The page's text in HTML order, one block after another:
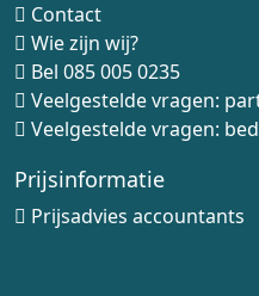
Contact
Wie zijn wij?
Bel 085 005 0235
Veelgestelde vragen:
Veelgestelde vragen:
Prijsinformatie
Prijsadvies accountants